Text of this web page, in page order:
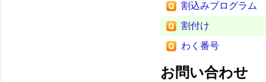
割込みプログラム
割付け
わく番号
お問い合わせ